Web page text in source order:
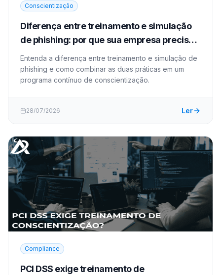
Conscientização
Diferença entre treinamento e simulação
de phishing: por que sua empresa precisa
dos dois
Entenda a diferença entre treinamento e simulação de
phishing e como combinar as duas práticas em um
programa contínuo de conscientização.
28/07/2026 Ler
Compliance
PCI DSS exige treinamento de